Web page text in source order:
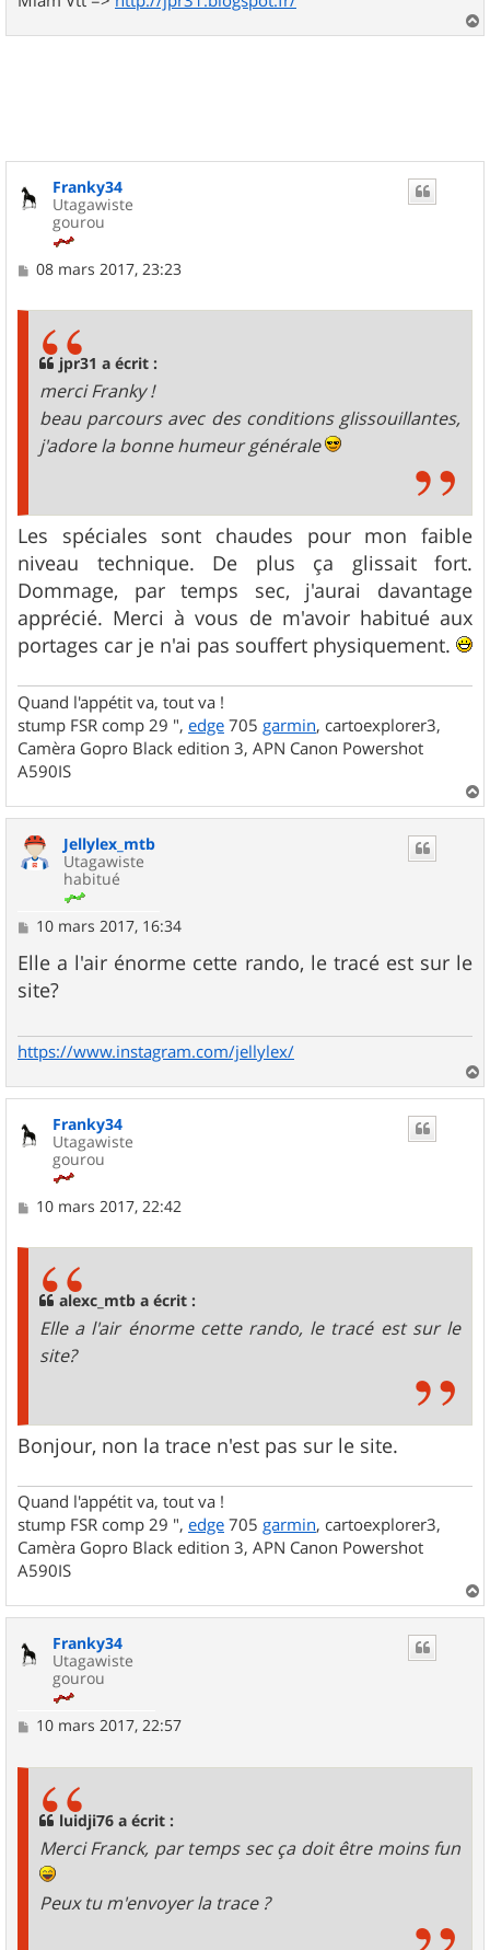
a
Franky34
Utagawiste
gourou
M
08 mars 2017, 23:23
jpr31 a écrit :
merci Franky !
beau parcours avec des conditions glissouillantes,
j'adore la bonne humeur générale
Les spéciales sont chaudes pour mon faible
niveau technique. De plus ça glissait fort.
Dommage, par temps sec, j'aurai davantage
apprécié. Merci à vous de m'avoir habitué aux
portages car je n'ai pas souffert physiquement.
Quand l'appétit va, tout va !
stump FSR comp 29 ", edge 705 garmin, cartoexplorer3,
Camèra Gopro Black edition 3, APN Canon Powershot
A590IS
a
Jellylex_mtb
Utagawiste
habitué
M
s
s
a
10 mars 2017, 16:34
Elle a l'air énorme cette rando, le tracé est sur le
site?
https://www.instagram.com/jellylex/
a
Franky34
Utagawiste
gourou
M10 mars 2017, 22:42
alexc_mtb a écrit :
Elle a l'air énorme cette rando, le tracé est sur le
site?
Bonjour, non la trace n'est pas sur le site.
Quand l'appétit va, tout va !
stump FSR comp 29 ", edge 705 garmin, cartoexplorer3,
Camèra Gopro Black edition 3, APN Canon Powershot
A590IS
a
Franky34
Utagawiste
gourou
M10 mars 2017, 22:57
luidji76 a écrit :
Merci Franck, par temps sec ça doit être moins fun
Peux tu m'envoyer la trace ?